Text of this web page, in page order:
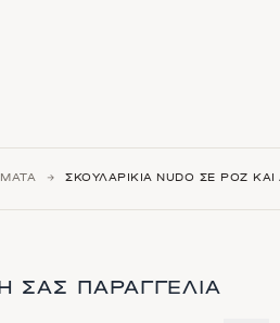
ΣΚΟΥΛΑΡΊΚΙΑ NUDO ΣΕ ΡΟΖ
ΣΑΣ ΠΑΡΑΓΓΕΛΊΑ